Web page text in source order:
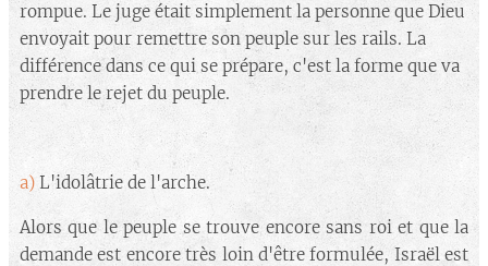
rompue. Le juge était simplement la personne que Dieu
envoyait pour remettre son peuple sur les rails. La
différence dans ce qui se prépare, c'est la forme que va
prendre le rejet du peuple.
a) L'idolâtrie de l'arche.
Alors que le peuple se trouve encore sans roi et que la
demande est encore très loin d'être formulée, Israël est